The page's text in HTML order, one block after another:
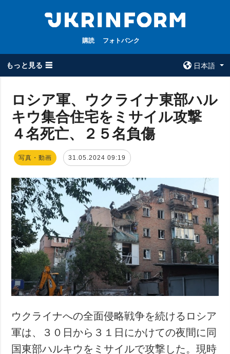
購読 フォトバンク
もっと見る ☰
日本語
全てのトピック
戦争
政治
経済・復興
防衛
社会・文化
スポーツ
犯罪
事故・緊急事態
ウクルインフォ
ルム
ウクルインフォル
追加
特集
インタビュー
写真
動画
サービス
購読
フォトバンク
ロシア軍、ウクライナ東部ハル
キウ集合住宅をミサイル攻撃
４名死亡、２５名負傷
写真・動画 31.05.2024 09:19
ウクライナへの全面侵略戦争を続けるロシア
軍は、３０日から３１日にかけての夜間に同
国東部ハルキウをミサイルで攻撃した。現時